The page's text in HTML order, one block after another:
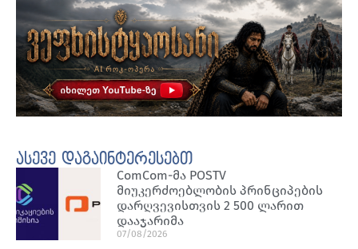
ასევე დაგაინტერესებთ
ComCom-მა POSTV
მიუკერძოებლობის პრინციპების
დარღვევისთვის 2 500 ლარით
დააჯარიმა
07/08/2026